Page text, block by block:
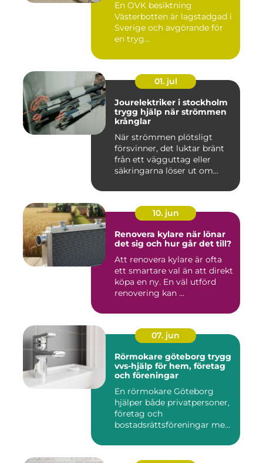
En OVK besiktning
Västerbotten är lagstadgad i
Sverige och avgörande för
en tryg...
01. jul
Jourelektriker i stockholm
trygg hjälp när strömmen
krånglar
När strömmen plötsligt
försvinner, det luktar bränt
från ett vägguttag eller
säkringarna löser ut om...
10. jun
Renovera kylare när lönar
det sig och hur går det till?
Att renovera kylare är ofta
ett smartare val än att direkt
köpa en ny. En väl utförd
renovering kan ...
07. jun
Rörmokare göteborg trygg
vvs-hjälp för hem, företag
och föreningar
En rörmokare Göteborg
hjälper både privatpersoner,
företag och
bostadsrättsföreningar med